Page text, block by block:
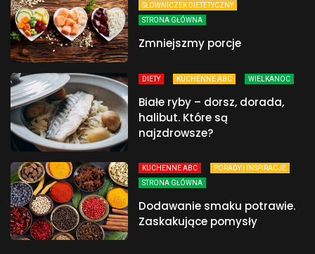
SŁOWNICZEK DIETETYCZNY
STRONA GŁÓWNA
Zmniejszmy porcje
DIETY KUCHENNE ABC WIELKANOC
Białe ryby – dorsz, dorada,
halibut. Które są
najzdrowsze?
KUCHENNE ABC
PORADY I INSPIRACJE
STRONA GŁÓWNA
Dodawanie smaku potrawie.
Zaskakujące pomysły